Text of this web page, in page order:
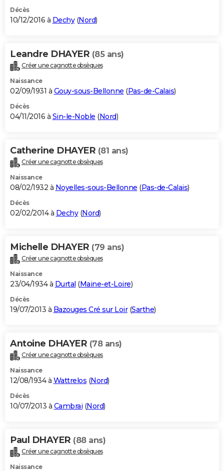
Décès
10/12/2016 à Dechy(Nord)
Leandre DHAYER (85 ans)
Créer une cagnotte obsèques
Naissance
02/09/1931 à Gouy-sous-Bellonne (Pas-de-Calais)
Décès
04/11/2016 à Sin-le-Noble (Nord)
Catherine DHAYER (81 ans)
Créer une cagnotte obsèques
Naissance
08/02/1932 à Noyelles-sous-Bellonne (Pas-de-Calais)
Décès
02/02/2014 à Dechy(Nord)
Michelle DHAYER (79 ans)
Créer une cagnotte obsèques
Naissance
23/04/1934 à Durtal (Maine-et-Loire)
Décès
19/07/2013 à Bazouges Cré sur Loir(Sarthe)
Antoine DHAYER (78 ans)
Créer une cagnotte obsèques
Naissance
12/08/1934 à Wattrelos (Nord)
Décès
10/07/2013 à Cambrai (Nord)
Paul DHAYER (88 ans)
Créer une cagnotte obsèques
Naissance